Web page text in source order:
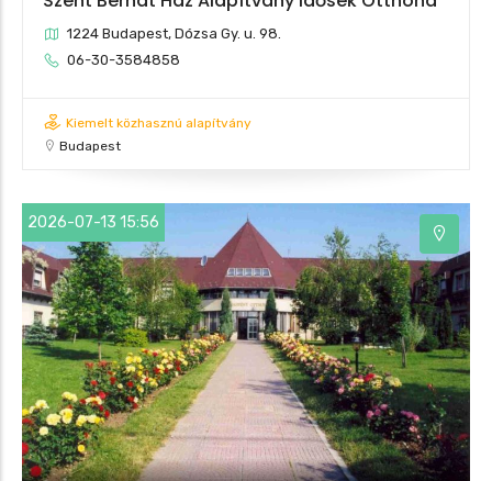
1224 Budapest, Dózsa Gy. u. 98.
06-30-3584858
Kiemelt közhasznú alapítvány
Budapest
2026-07-13 15:56